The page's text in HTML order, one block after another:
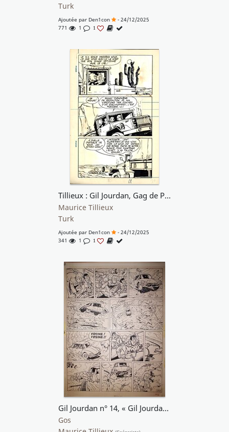
Turk
Ajoutée par Den1con
- 24/12/2025
771
1 1
Tillieux : Gil Jourdan, Gag de Poche n° 53 planche 90
Maurice Tillieux
Turk
Ajoutée par Den1con
- 24/12/2025
341
1 1
Gil Jourdan n° 14, « Gil Jourdan et les Fantômes », planche 23, 1971.
Gos